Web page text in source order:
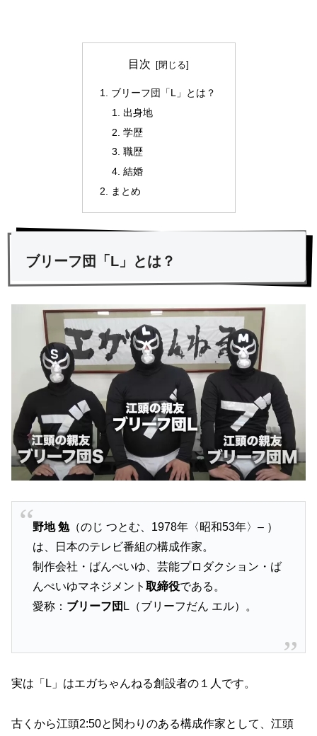
目次
ブリーフ団「L」とは？
出身地
学歴
職歴
結婚
まとめ
ブリーフ団「L」とは？
野地 勉（のじ つとむ、1978年〈昭和53年〉– ）
は、日本のテレビ番組の構成作家。
制作会社・ばんぺいゆ、芸能プロダクション・ば
んぺいゆマネジメント 取締役である。
愛称： ブリーフ団 L（ブリーフだん エル）。
実は「L」はエガちゃんねる創設者の１人です。
古くから江頭2:50と関わりのある構成作家として、江頭